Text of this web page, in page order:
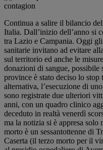
Continua a salire il bilancio
Italia. Dall’inizio dell’anno si
tra Lazio e Campania. Oggi
sanitarie invitano ad evitare
sul territorio ed anche le
donazioni di sangue, possibile
province è stato deciso lo
alternativa, l’esecuzione di
sono registrate due ulteriori
anni, con un quadro clinico
deceduto in realtà venerdì
ma la notizia si è appresa solo
morto è un sessantottenne di
Caserta (il terzo morto per il